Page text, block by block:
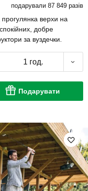
подарували 87 849 разів
прогулянка верхи на
добре
за вуздечки.
1 год.
Подарувати